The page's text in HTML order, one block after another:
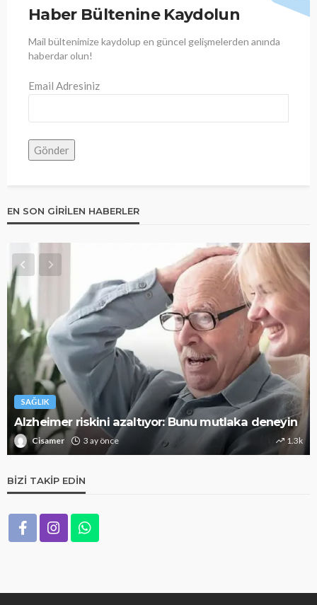
Haber Bültenine Kaydolun
Mail bültenimize kaydolup en güncel gelişmelerden anında
haberdar olun!
Email Adresiniz
EN SON GIRILEN HABERLER
SAĞLIK
Alzheimer riskini azaltıyor: Bunu mutlaka deneyin
Cisamer 3 ay önce 1.3k
BIZI TAKIP EDIN